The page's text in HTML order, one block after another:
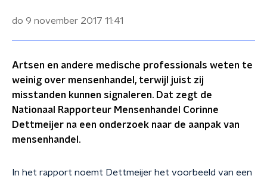
do 9 november 2017 11:41
Artsen en andere medische professionals weten te
weinig over mensenhandel, terwijl juist zij
misstanden kunnen signaleren. Dat zegt de
Nationaal Rapporteur Mensenhandel Corinne
Dettmeijer na een onderzoek naar de aanpak van
mensenhandel.
In het rapport noemt Dettmeijer het voorbeeld van een